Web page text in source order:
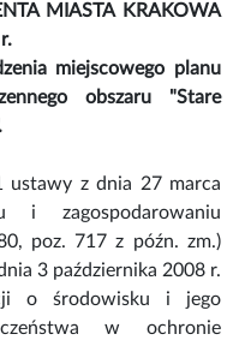
MIASTA KRAKOWA
miejscowego planu
obszaru "Stare
z dnia 27 marca
zagospodarowaniu
poz. 717 z późn. zm.)
3 października 2008 r.
o środowisku i jego
w ochronie